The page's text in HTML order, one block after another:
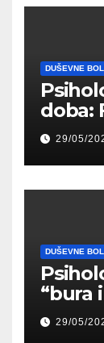
DUŠEVNE
doba:
29/05/
DUŠEVNE
“bura
29/05/